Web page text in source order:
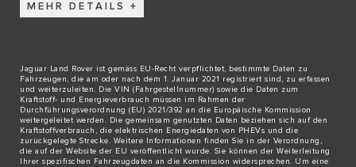
MEHR DETAILS
Jaguar Land Rover ist gemäss EU-Recht verpflichtet, bestimmte Daten zu
Fahrzeugen, die am oder nach dem 1. Januar 2021 registriert sind, zu erfassen
und weiterzuleiten. Die VIN (Fahrgestellnummer) sowie die Daten zum
Kraftstoff- und Energieverbrauch müssen im Rahmen der
Durchführungsverordnung (EU) 2021/392 an die Europäische Kommission
weitergeleitet werden. Die gemeinsam genutzten Daten beziehen sich auf den
Kraftstoffverbrauch, die elektrischen Energiedaten von PHEVs und die
zurückgelegte Strecke. Weitere Informationen finden Sie in der Verordnung,
die auf der Website der EU veröffentlicht wurde. Sie können der Weiterleitung
Ihrer spezifischen Fahrzeugdaten an die Kommission widersprechen. Um eine